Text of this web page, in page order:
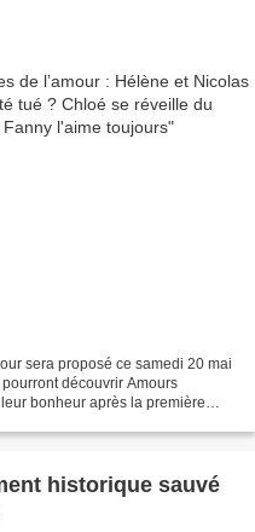
sera proposé ce samedi 20 mai
découvrir Amours
bonheur après la première
historique sauvé